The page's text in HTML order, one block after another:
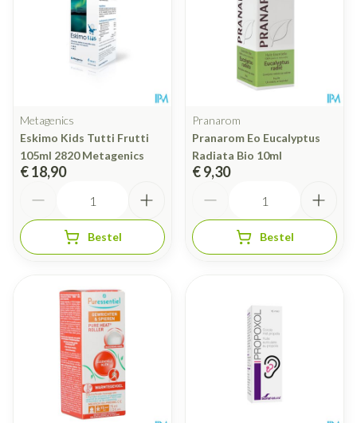
Metagenics
Eskimo Kids Tutti Frutti
105ml 2820 Metagenics
€ 18,90
Bestel
Pranarom
Pranarom Eo Eucalyptus
Radiata Bio 10ml
€ 9,30
Bestel